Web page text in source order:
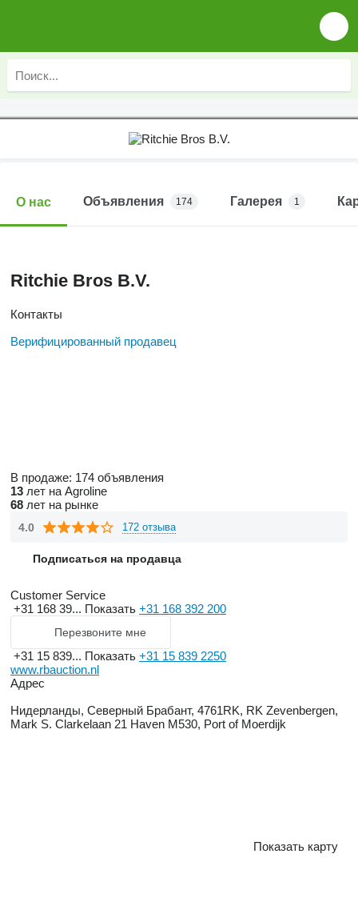
О нас Объявления 174 Галерея 1
Ritchie Bros B.V.
Контакты
Верифицированный продавец
В продаже: 174 объявления
13 лет на Agroline
68 лет на рынке
4.0 172 отзыва
Подписаться на продавца
Customer Service
+31 168 39... Показать +31 168 392 200
Перезвоните мне
+31 15 839... Показать +31 15 839 2250
www.rbauction.nl
Адрес
Нидерланды, Северный Брабант, 4761RK, RK Zevenbergen,
Mark S. Clarkelaan 21 Haven M530, Port of Moerdijk
Показать карту